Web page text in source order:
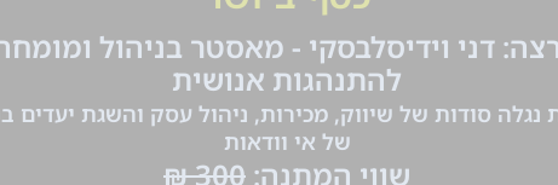
כדורסל כלכלהכסף
מדע מזג אוירמחדל